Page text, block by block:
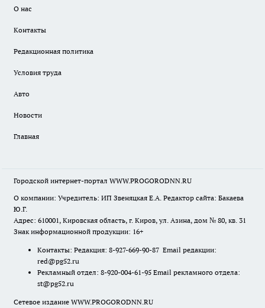
О нас
Контакты
Редакционная политика
Условия труда
Авто
Новости
Главная
Городской интернет-портал WWW.PROGORODNN.RU
О компании: Учредитель: ИП Звеняцкая Е.А. Редактор сайта: Бакаева
Ю.Г.
Адрес: 610001, Кировская область, г. Киров, ул. Азина, дом № 80, кв. 31
Знак информационной продукции: 16+
Контакты: Редакция: 8-927-669-90-87 Email редакции:
red@pg52.ru
Рекламный отдел: 8-920-004-61-95 Email рекламного отдела:
st@pg52.ru
Сетевое издание WWW.PROGORODNN.RU